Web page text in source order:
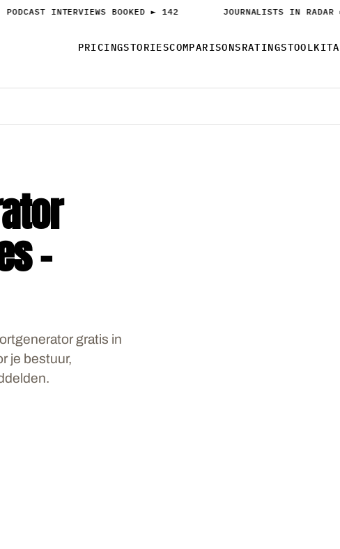
–
gratis in
je bestuur,
PODCAST INTERVIEWS BOOKED ► 142 JOURNALISTS IN RADAR
PRICINGSTORIESCOMPARISONSRATINGSTOOLKIT